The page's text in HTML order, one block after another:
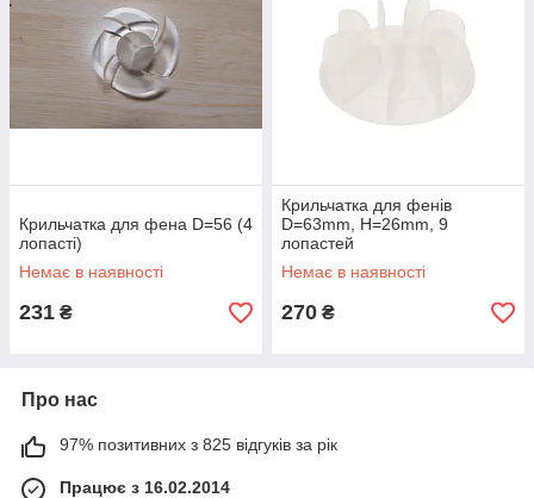
Крильчатка для фена D=56 (4
лопасті)
Немає в наявності
231 ₴
Крильчатка для фенів
D=63mm, H=26mm, 9
лопастей
Немає в наявності
270 ₴
Про нас
97% позитивних з 825 відгуків за рік
Працює з 16.02.2014